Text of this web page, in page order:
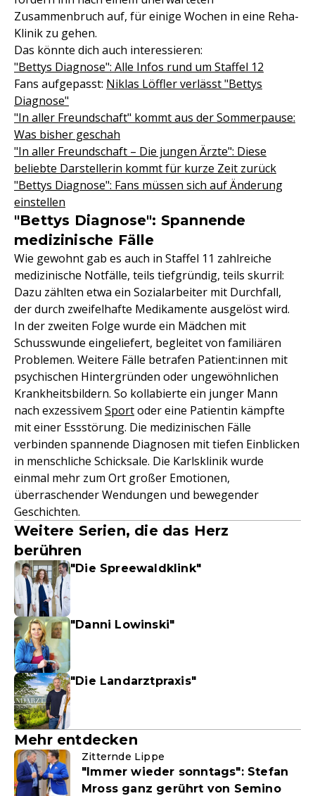
Zusammenbruch auf, für einige Wochen in eine Reha-
Klinik zu gehen.
Das könnte dich auch interessieren:
"Bettys Diagnose": Alle Infos rund um Staffel 12
Fans aufgepasst: Niklas Löffler verlässt "Bettys
Diagnose"
"In aller Freundschaft" kommt aus der Sommerpause:
Was bisher geschah
"In aller Freundschaft – Die jungen Ärzte": Diese
beliebte Darstellerin kommt für kurze Zeit zurück
"Bettys Diagnose": Fans müssen sich auf Änderung
einstellen
"Bettys Diagnose": Spannende
medizinische Fälle
Wie gewohnt gab es auch in Staffel 11 zahlreiche
medizinische Notfälle, teils tiefgründig, teils skurril:
Dazu zählten etwa ein Sozialarbeiter mit Durchfall,
der durch zweifelhafte Medikamente ausgelöst wird.
In der zweiten Folge wurde ein Mädchen mit
Schusswunde eingeliefert, begleitet von familiären
Problemen. Weitere Fälle betrafen Patient:innen mit
psychischen Hintergründen oder ungewöhnlichen
Krankheitsbildern. So kollabierte ein junger Mann
nach exzessivem Sportoder eine Patientin kämpfte
mit einer Essstörung. Die medizinischen Fälle
verbinden spannende Diagnosen mit tiefen Einblicken
in menschliche Schicksale. Die Karlsklinik wurde
einmal mehr zum Ort großer Emotionen,
überraschender Wendungen und bewegender
Geschichten.
Weitere Serien, die das Herz
berühren
"Die Spreewaldklink"
"Danni Lowinski"
"Die Landarztpraxis"
Mehr entdecken
Zitternde Lippe
"Immer wieder sonntags": Stefan
Mross ganz gerührt von Semino